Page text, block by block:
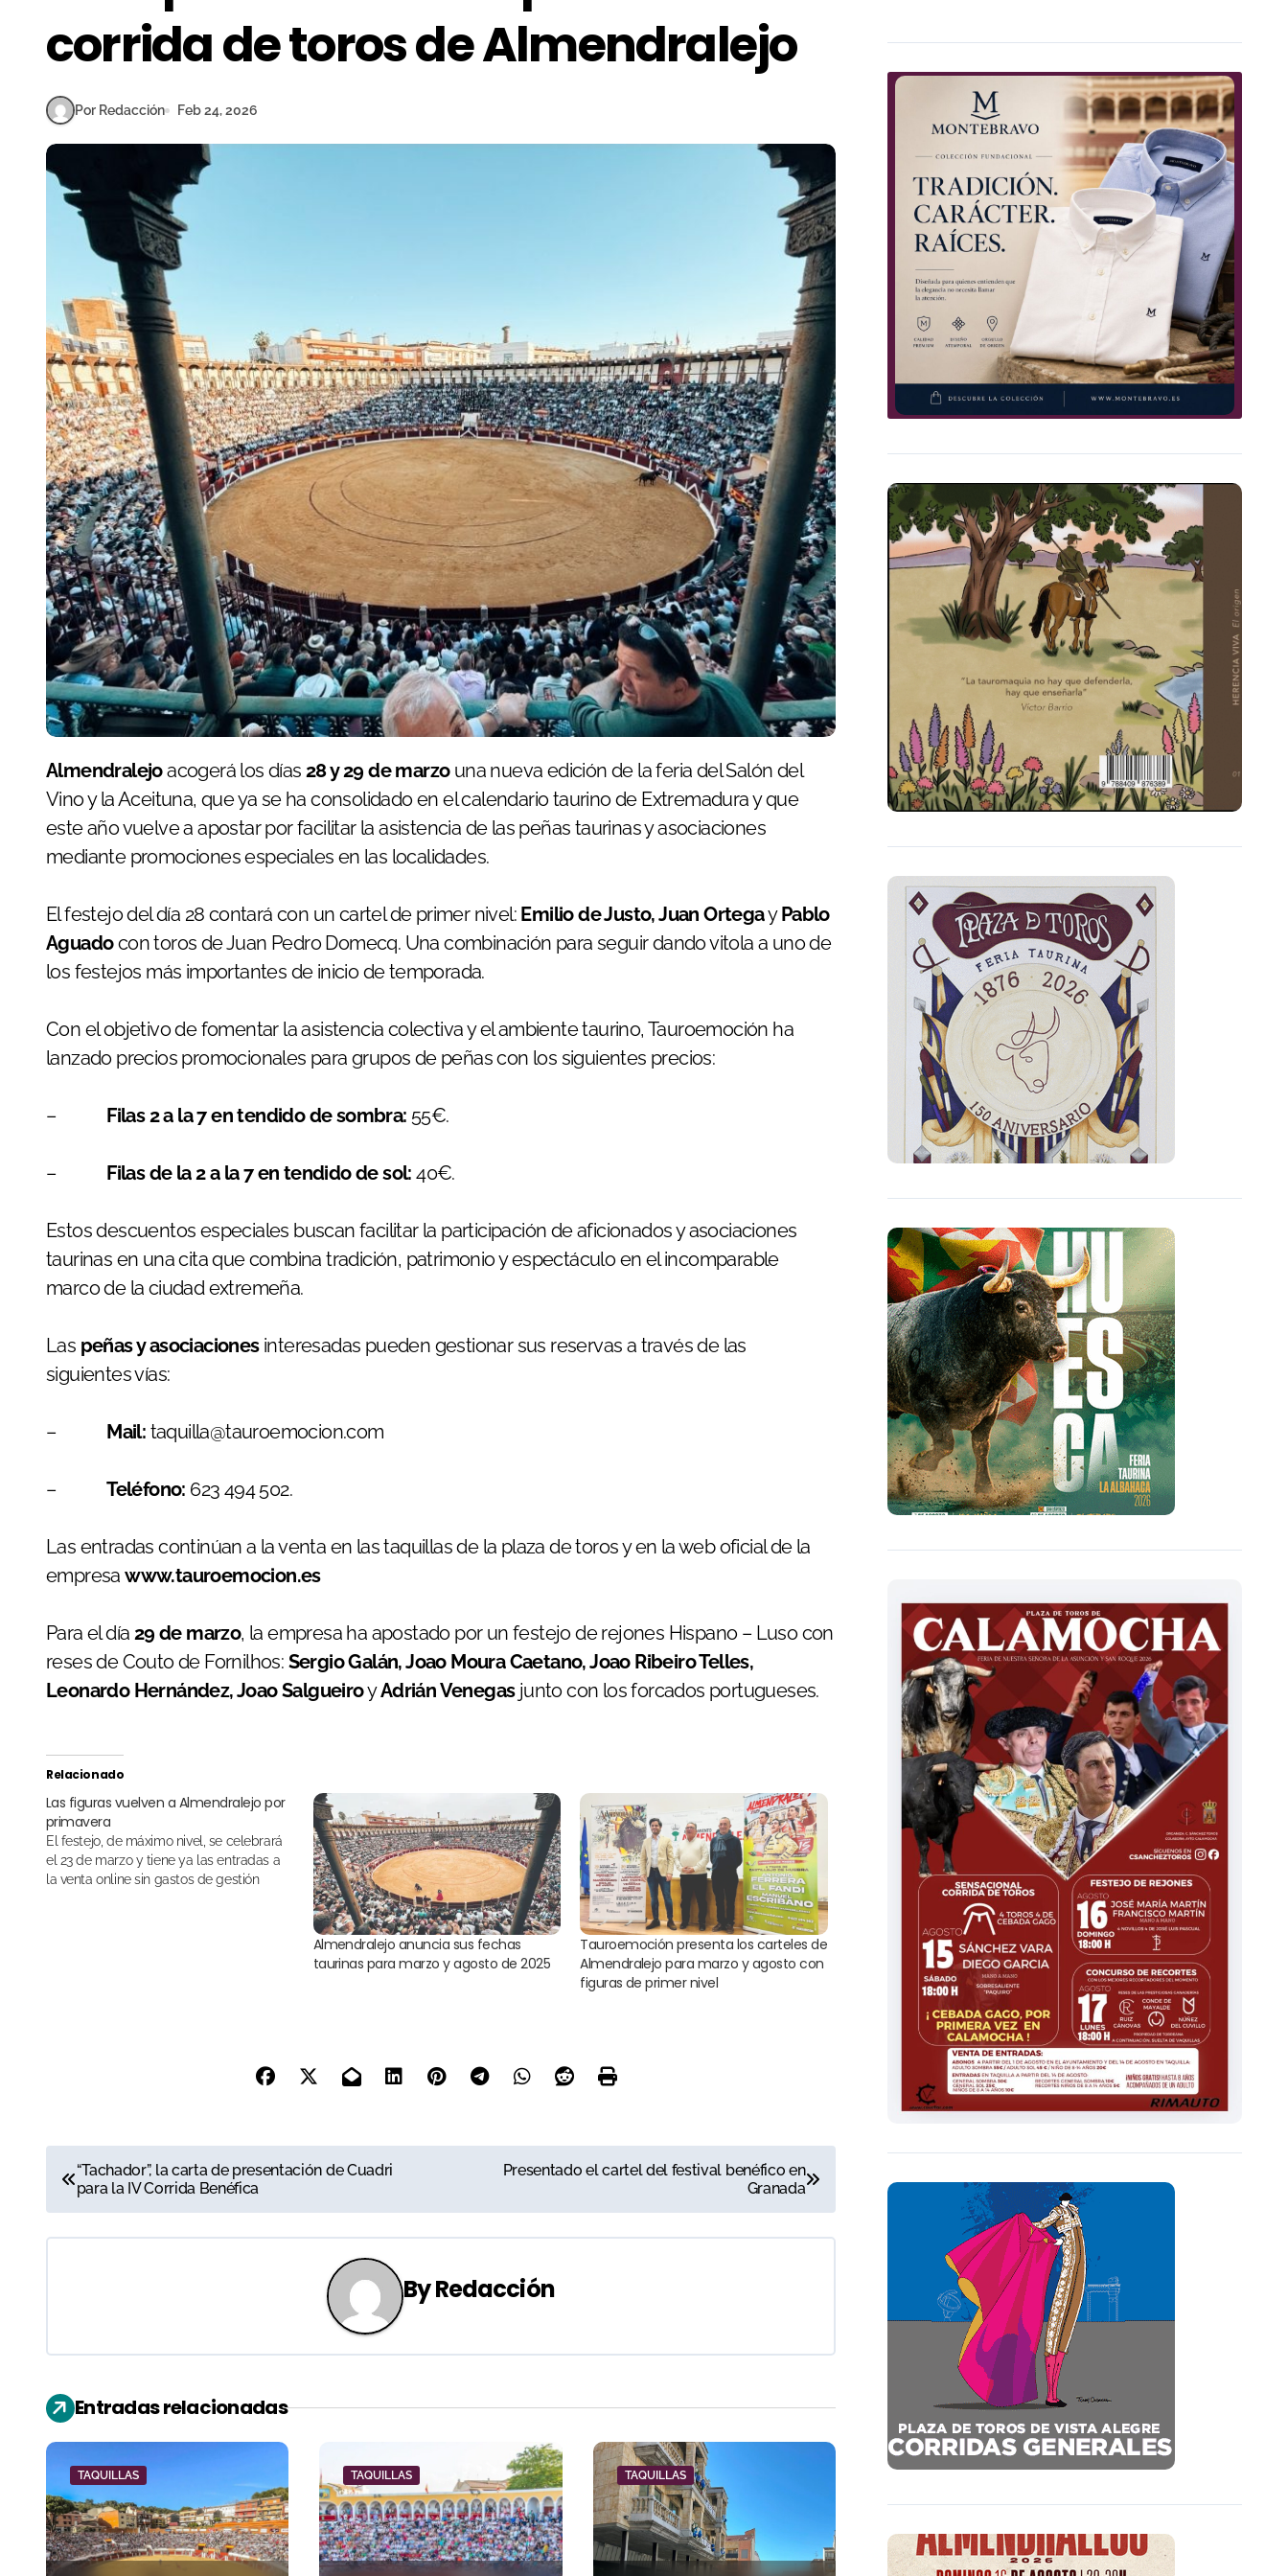
corrida de toros de Almendralejo
Por Redacción Feb 24, 2026
Almendralejoacogerá los días28 y 29 de marzouna nueva edición de la feria del Salón del
Vino y la Aceituna, que ya se ha consolidado en el calendario taurino de Extremadura y que
este año vuelve a apostar por facilitar la asistencia de las peñas taurinas y asociaciones
mediante promociones especiales en las localidades.
El festejo del día 28 contará con un cartel de primer nivel: Emilio de Justo, Juan OrtegayPablo
Aguadocon toros de Juan Pedro Domecq. Una combinación para seguir dando vitola a uno de
los festejos más importantes de inicio de temporada.
Con el objetivo de fomentar la asistencia colectiva y el ambiente taurino, Tauroemoción ha
lanzado precios promocionales para grupos de peñas con los siguientes precios:
– Filas 2 a la 7 en tendido de sombra: 55€.
– Filas de la 2 a la 7 en tendido de sol: 40€.
Estos descuentos especiales buscan facilitar la participación de aficionados y asociaciones
taurinas en una cita que combina tradición, patrimonio y espectáculo en el incomparable
marco de la ciudad extremeña.
Las peñas y asociacionesinteresadas pueden gestionar sus reservas a través de las
siguientes vías:
– Mail: taquilla@tauroemocion.com
–Teléfono: 623 494 502.
Las entradas continúan a la venta en las taquillas de la plaza de toros y en la web oficial de la
empresawww.tauroemocion.es
Para el día 29 de marzo, la empresa ha apostado por un festejo de rejones Hispano – Luso con
reses de Couto de Fornilhos: Sergio Galán, Joao Moura Caetano, Joao Ribeiro Telles,
Leonardo Hernández, Joao SalgueiroyAdrián Venegasjunto con los forcados portugueses.
Relacionado
Las figuras vuelven a Almendralejo por
primavera
El festejo, de máximo nivel, se celebrará
el 23 de marzo y tiene ya las entradas a
la venta online sin gastos de gestión
Almendralejo anuncia sus fechas
taurinas para marzo y agosto de 2025
Tauroemoción presenta los carteles de
Almendralejo para marzo y agosto con
figuras de primer nivel
N
a
v
a
c
i
ó
n
d
“Tachador”, la carta de presentación de Cuadri
para la IV Corrida Benéfica
Presentado el cartel del festival benéfico en
Granada
ByRedacción
Entradas relacionadas
TAQUILLAS TAQUILLAS TAQUILLAS